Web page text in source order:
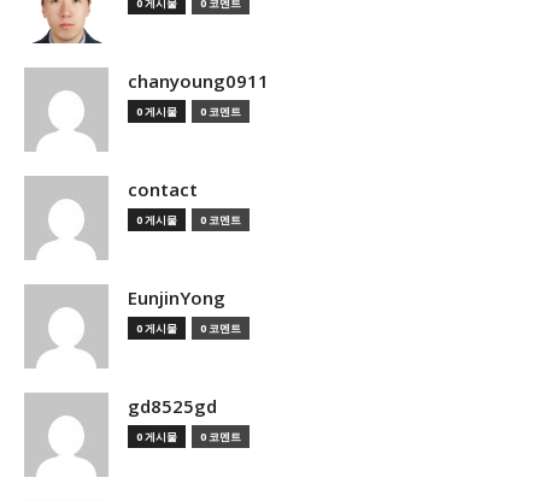
chanyoung0911
0 게시물 0 코멘트
contact
0 게시물 0 코멘트
EunjinYong
0 게시물 0 코멘트
gd8525gd
0 게시물 0 코멘트